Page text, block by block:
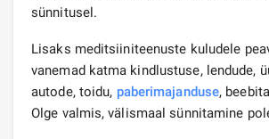
sünnitusel.
Lisaks meditsiiniteenuste kuludele
vanemad katma kindlustuse, lendude,
autode, toidu, paberimajanduse,
Olge valmis, välismaal sünnitamine